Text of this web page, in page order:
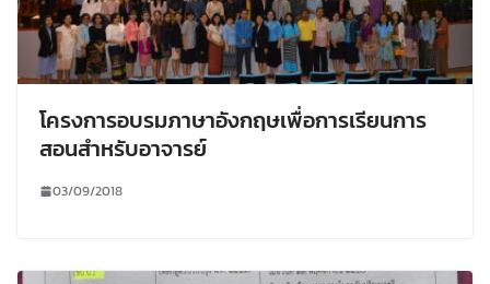
โครงการอบรมภาษาอังกฤษเพื่อการเรียนการ
สอนสำหรับอาจารย์
03/09/2018